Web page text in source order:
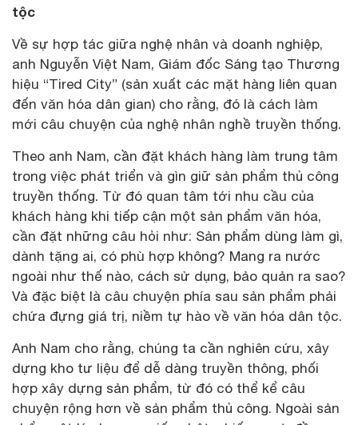
tộc
Về sự hợp tác giữa nghệ nhân và doanh nghiệp,
anh Nguyễn Việt Nam, Giám đốc Sáng tạo Thương
hiệu “Tired City” (sản xuất các mặt hàng liên quan
đến văn hóa dân gian) cho rằng, đó là cách làm
mới câu chuyện của nghệ nhân nghề truyền thống.
Theo anh Nam, cần đặt khách hàng làm trung tâm
trong việc phát triển và gìn giữ sản phẩm thủ công
truyền thống. Từ đó quan tâm tới nhu cầu của
khách hàng khi tiếp cận một sản phẩm văn hóa,
cần đặt những câu hỏi như: Sản phẩm dùng làm gì,
dành tặng ai, có phù hợp không? Mang ra nước
ngoài như thế nào, cách sử dụng, bảo quản ra sao?
Và đặc biệt là câu chuyện phía sau sản phẩm phải
chứa đựng giá trị, niềm tự hào về văn hóa dân tộc.
Anh Nam cho rằng, chúng ta cần nghiên cứu, xây
dựng kho tư liệu để dễ dàng truyền thông, phối
hợp xây dựng sản phẩm, từ đó có thể kể câu
chuyện rộng hơn về sản phẩm thủ công. Ngoài sản